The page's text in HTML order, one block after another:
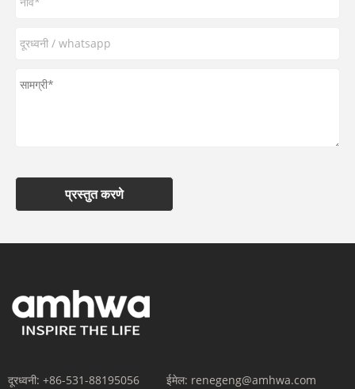
प्रस्तुत करणे
दूरध्वनी: +86-531-88195056 ईमेल: renegeng@amhwa.com